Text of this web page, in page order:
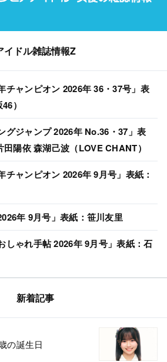
イドル雑誌情報Z
チャンピオン 2026年 36・37号」表
）
グジャンプ 2026年 No.36・37」表
陽依 森湖己波（LOVE CHANT）
チャンピオン 2026年 9月号」表紙：
年 9月号」表紙：笹川友里
しゃれ手帖 2026年 9月号」表紙：石
新着記事
の誕生日